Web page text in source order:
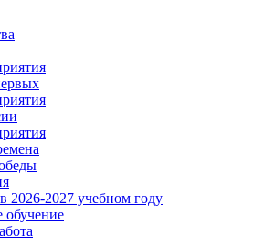
2026-2027 учебном году